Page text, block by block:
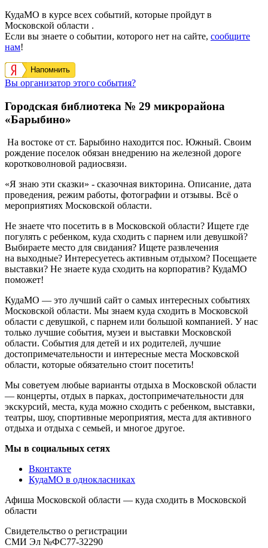
КудаМО в курсе всех событий, которые пройдут в
Московской области .
Если вы знаете о событии, которого нет на сайте, сообщите
нам!
Напомнить
Вы организатор этого события?
Городская библиотека № 29 микрорайона
«Барыбино»
На востоке от ст. Барыбино находится пос. Южный. Своим
рождение поселок обязан внедрению на железной дороге
коротковолновой радиосвязи.
«Я знаю эти сказки» - сказочная викторина. Описание, дата
проведения, режим работы, фотографии и отзывы. Всё о
мероприятиях Московской области.
Не знаете что посетить в в Московской области? Ищете где
погулять с ребенком, куда сходить с парнем или девушкой?
Выбираете место для свидания? Ищете развлечения
на выходные? Интересуетесь активным отдыхом? Посещаете
выставки? Не знаете куда сходить на корпоратив? КудаМО
поможет!
КудаМО — это лучший сайт о самых интересных событиях
Московской области. Мы знаем куда сходить в Московской
области с девушкой, с парнем или большой компанией. У нас
только лучшие события, музеи и выставки Московской
области. События для детей и их родителей, лучшие
достопримечательности и интересные места Московской
области, которые обязательно стоит посетить!
Мы советуем любые варианты отдыха в Московской области
— концерты, отдых в парках, достопримечательности для
экскурсий, места, куда можно сходить с ребенком, выставки,
театры, шоу, спортивные мероприятия, места для активного
отдыха и отдыха с семьей, и многое другое.
Мы в социальных сетях
Вконтакте
КудаМО в однокласниках
Афиша Московской области — куда сходить в Московской
области
Свидетельство о регистрации
СМИ Эл №ФС77-32290